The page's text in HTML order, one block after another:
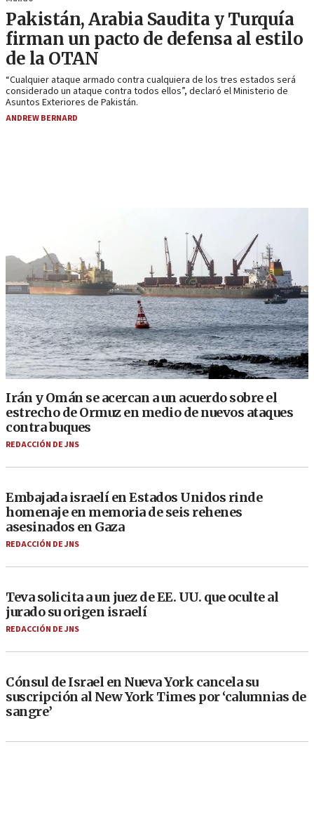
Pakistán, Arabia Saudita y Turquía
firman un pacto de defensa al estilo
de la OTAN
“Cualquier ataque armado contra cualquiera de los tres estados será
considerado un ataque contra todos ellos”, declaró el Ministerio de
Asuntos Exteriores de Pakistán.
ANDREW BERNARD
Irán y Omán se acercan a un acuerdo sobre el
estrecho de Ormuz en medio de nuevos ataques
contra buques
REDACCIÓN DE JNS
Embajada israelí en Estados Unidos rinde
homenaje en memoria de seis rehenes
asesinados en Gaza
REDACCIÓN DE JNS
Teva solicita a un juez de EE. UU. que oculte al
jurado su origen israelí
REDACCIÓN DE JNS
Cónsul de Israel en Nueva York cancela su
suscripción al New York Times por ‘calumnias de
sangre’